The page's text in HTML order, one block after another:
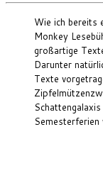
Wie ich bereits
Monkey
großartige
Darunter
Texte